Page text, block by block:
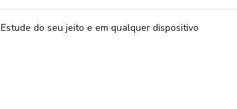
Estude do seu jeito e em qualquer dispositivo